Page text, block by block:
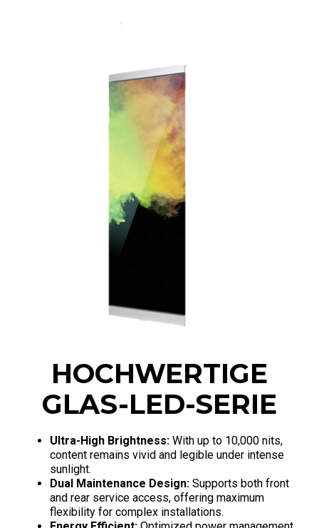
HOCHWERTIGE
GLAS-LED-SERIE
Ultra-High Brightness: With up to 10,000 nits,
content remains vivid and legible under intense
sunlight.
Dual Maintenance Design: Supports both front
and rear service access, offering maximum
flexibility for complex installations.